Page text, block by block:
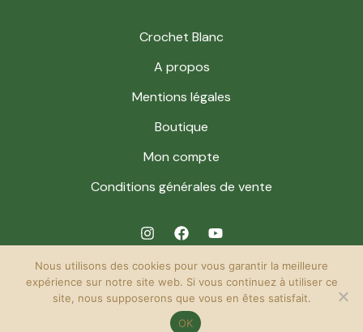
Crochet Blanc
A propos
Mentions légales
Boutique
Mon compte
Conditions générales de vente
© 2026 Crochet Blanc. Powered by Crochet Blanc.
Nous utilisons des cookies pour vous garantir la meilleure
expérience sur notre site web. Si vous continuez à utiliser ce
site, nous supposerons que vous en êtes satisfait.
OK